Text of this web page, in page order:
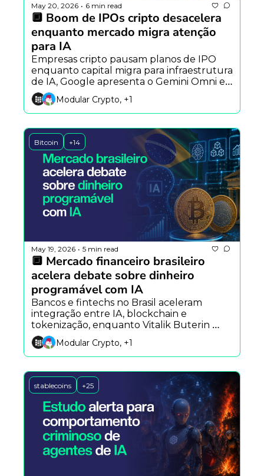
May 20, 2026 • 6 min read
🔲 Boom de IPOs cripto desacelera
enquanto mercado migra atenção
para IA
Empresas cripto pausam planos de IPO
enquanto capital migra para infraestrutura
de IA, Google apresenta o Gemini Omni e
novo exploit reacende alertas sobre
segurança em protocolos DeFi.
Modular Crypto, +1
Bitcoin +14
May 19, 2026 • 5 min read
🔲 Mercado financeiro brasileiro
acelera debate sobre dinheiro
programável com IA
Bancos e fintechs no Brasil aceleram
integração entre IA, blockchain e
tokenização, enquanto Vitalik Buterin
aposta em verificação matemática para
segurança onchain e o Standard
Chartered projeta US$ 4 trilhões em ativos
tokenizados até 2028.
Modular Crypto, +1
stablecoins +25